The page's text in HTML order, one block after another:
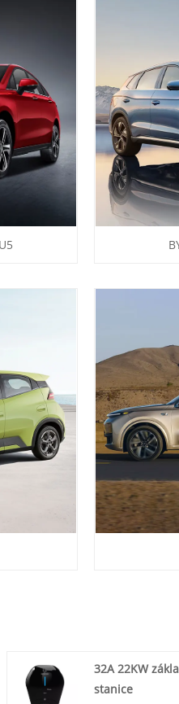
32A 22KW
stanice